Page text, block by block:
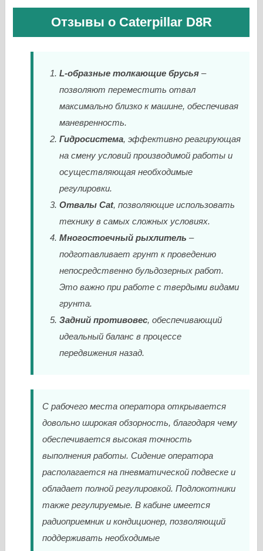
Отзывы о Caterpillar D8R
L-образные толкающие брусья–
позволяют переместить отвал
максимально близко к машине, обеспечивая
маневренность.
Гидросистема, эффективно реагирующая
на смену условий производимой работы и
осуществляющая необходимые
регулировки.
Отвалы Cat, позволяющие использовать
технику в самых сложных условиях.
Многостоечный рыхлитель –
подготавливает грунт к проведению
непосредственно бульдозерных работ.
Это важно при работе с твердыми видами
грунта.
Задний противовес, обеспечивающий
идеальный баланс в процессе
передвижения назад.
С рабочего места оператора открывается
довольно широкая обзорность, благодаря чему
обеспечивается высокая точность
выполнения работы. Сидение оператора
располагается на пневматической подвеске и
обладает полной регулировкой. Подлокотники
также регулируемые. В кабине имеется
радиоприемник и кондиционер, позволяющий
поддерживать необходимые